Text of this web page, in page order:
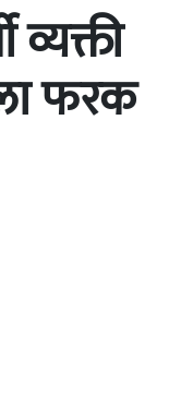
व्यक्ती
फरक